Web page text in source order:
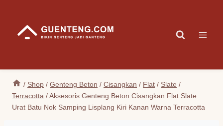
content
/ Shop / Genteng Beton / Cisangkan / Flat / Slate /
Terracotta /Aksesoris Genteng Beton Cisangkan Flat Slate
Urat Batu Nok Samping Lisplang Kiri Kanan Warna Terracotta